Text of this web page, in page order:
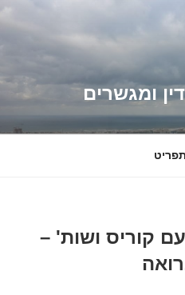
ומגשרים
תפריט
קוריס ושות' –